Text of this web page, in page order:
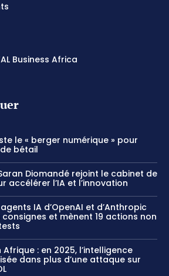
Business Africa
le « berger numérique » pour
bétail
Diomandé rejoint le cabinet de
accélérer l’IA et l’innovation
IA d’OpenAI et d’Anthropic
et mènent 19 actions non
: en 2025, l’intelligence
dans plus d’une attaque sur